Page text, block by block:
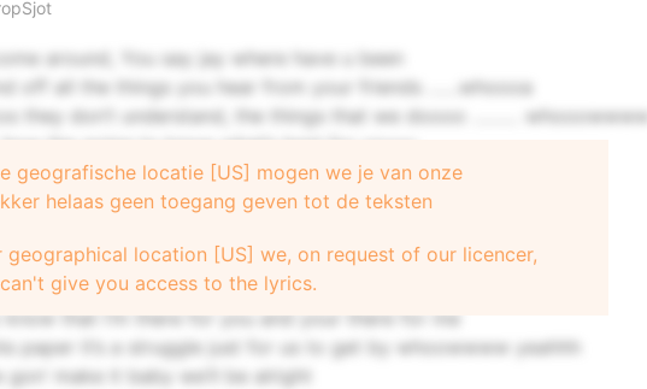
around, You say jay where have u been
off all the things you hear from your friends ……whoooa
they don’t understand, the things that we doooo ……… whooowwww
how the going to know what’s best for youuu
gunna get thru to you , I’m yours no doubt
to get thru to you, right here right now
hard to stay on your feet
know that I’m there for you and your there for me
paper it’s a struggle just for us to get by whoowwww yeahhh
make it baby we’ll be alright
geografische locatie [US] mogen we je van onze
helaas geen toegang geven tot de teksten
geographical location [US] we, on request of our licencer,
give you access to the lyrics.